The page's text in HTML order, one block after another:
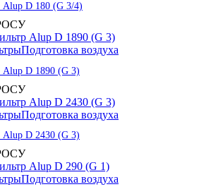
Alup D 180 (G 3/4)
Подготовка воздуха
Alup D 1890 (G 3)
Подготовка воздуха
Alup D 2430 (G 3)
Подготовка воздуха